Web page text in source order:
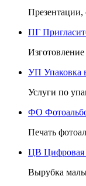
Презентации,
ПГ
УП Упаковка
Услуги по
ФО
Печать
ЦВ Цифровая
Вырубка